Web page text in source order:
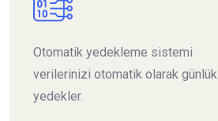
Otomatik yedekleme sistemi
verilerinizi otomatik olarak günlük
yedekler.